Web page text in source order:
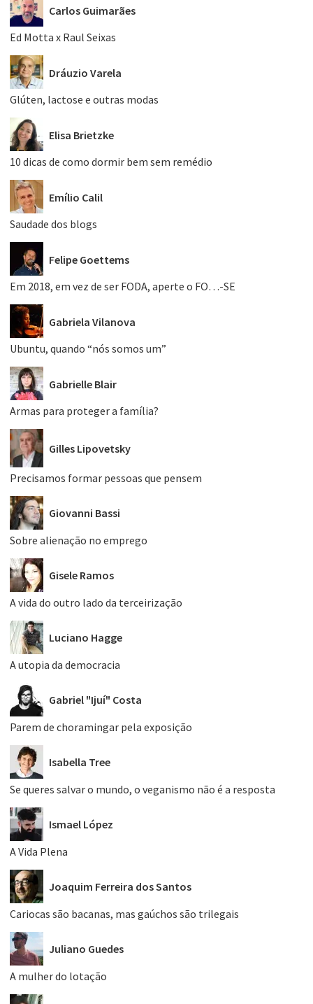
Carlos Guimarães
Ed Motta x Raul Seixas
Dráuzio Varela
Glúten, lactose e outras modas
Elisa Brietzke
10 dicas de como dormir bem sem remédio
Emílio Calil
Saudade dos blogs
Felipe Goettems
Em 2018, em vez de ser FODA, aperte o FO…-SE
Gabriela Vilanova
Ubuntu, quando “nós somos um”
Gabrielle Blair
Armas para proteger a família?
Gilles Lipovetsky
Precisamos formar pessoas que pensem
Giovanni Bassi
Sobre alienação no emprego
Gisele Ramos
A vida do outro lado da terceirização
Luciano Hagge
A utopia da democracia
Gabriel "Ijuí" Costa
Parem de choramingar pela exposição
Isabella Tree
Se queres salvar o mundo, o veganismo não é a resposta
Ismael López
A Vida Plena
Joaquim Ferreira dos Santos
Cariocas são bacanas, mas gaúchos são trilegais
Juliano Guedes
A mulher do lotação